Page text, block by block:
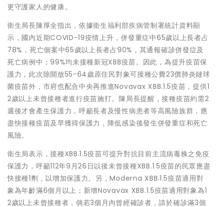
更守護家人的健康。
衛生局長陳厚全指出，依據衛生福利部疾病管制署統計資料顯
示，國內近期COVID-19疫情上升，併發重症中65歲以上長者占
78%，死亡個案中65歲以上長者占90%，其通報確診併發症及
死亡病例中；99%均未接種新冠XBB疫苗。因此，為提升疫苗保
護力，此次除開放55-64歲原住民對象可接種公費23價肺炎鏈球
菌疫苗外，市府也配合中央再推進Novavax XBB.1.5疫苗，提供1
2歲以上未曾接種者進行疫苗施打。陳局長提醒，接種疫苗約需2
週後才會產生保護力，呼籲長者及慢性病患者等高風險族群，應
盡快接種疫苗及早獲得保護力，降低感染後發生併發重症和死亡
風險。
衛生局表示，接種XBB.1.5疫苗可提升對抗目前主流病毒株之免疫
保護力，呼籲112年9月26日以後未曾接種XBB.1.5疫苗的民眾應盡
快接種1劑，以增加保護力。另，Moderna XBB.1.5疫苗適用對
象為年齡滿6個月以上；新增Novavax XBB.1.5疫苗適用對象為1
2歲以上未曾接種者，倘若3個月內曾經確診者，請於確診滿3個